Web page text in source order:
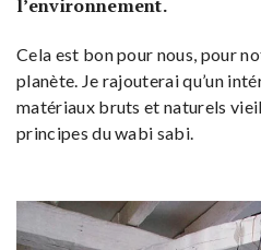
l’environnement.
Cela est bon pour nous, pour
planète. Je rajouterai qu’un
matériaux bruts et naturels
principes du wabi sabi.